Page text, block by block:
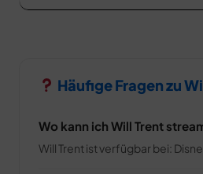
Häufige Fragen zu
Wo kann ich Will Trent
Will Trent ist verfügbar bei: